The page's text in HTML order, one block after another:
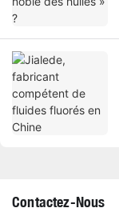
Contactez-Nous